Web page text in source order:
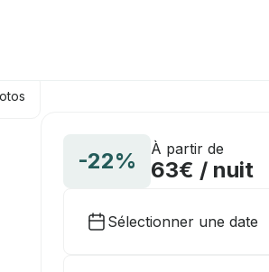
-22% À partir de
63€ / nuit
Sélectionner une date